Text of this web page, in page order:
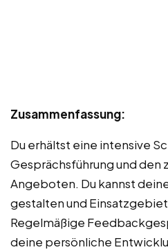
Zusammenfassung:
Du erhältst eine intensive
Gesprächsführung und den
Angeboten. Du kannst
gestalten und
Regelmäßige
deine persönliche